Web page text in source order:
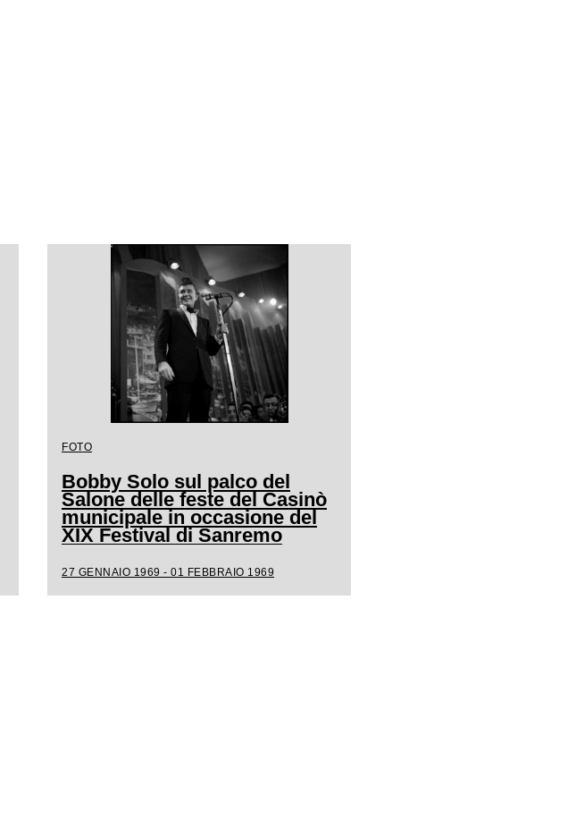
FOTO
Bobby Solo sul palco del
Salone delle feste del Casinò
municipale in occasione del
XIX Festival di Sanremo
27 GENNAIO 1969 - 01 FEBBRAIO 1969